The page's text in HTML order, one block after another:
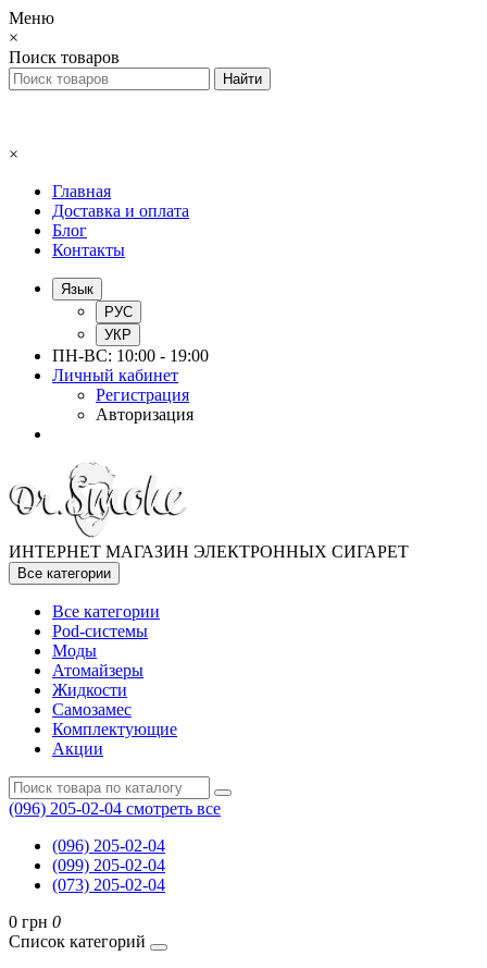
Меню
×
Поиск товаров
×
Главная
Доставка и оплата
Блог
Контакты
Язык
РУС
УКР
ПН-ВС: 10:00 - 19:00
Личный кабинет
Регистрация
Авторизация
ИНТЕРНЕТ МАГАЗИН ЭЛЕКТРОННЫХ СИГАРЕТ
Все категории
Все категории
Pod-системы
Моды
Атомайзеры
Жидкости
Самозамес
Комплектующие
Акции
(096) 205-02-04 смотреть все
(096) 205-02-04
(099) 205-02-04
(073) 205-02-04
0 грн 0
Список категорий